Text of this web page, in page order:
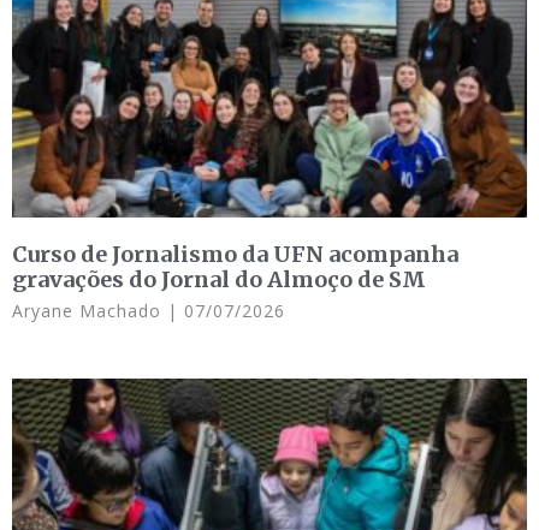
Curso de Jornalismo da UFN acompanha
gravações do Jornal do Almoço de SM
Aryane Machado 07/07/2026